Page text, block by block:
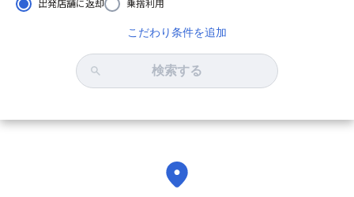
出発店舗に返却 乗捨利用
こだわり条件を追加
検索する